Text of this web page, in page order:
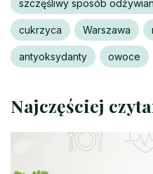
szczęśliwy sposób
cukrzyca Warszawa
antyoksydanty owoce
Najczęściej